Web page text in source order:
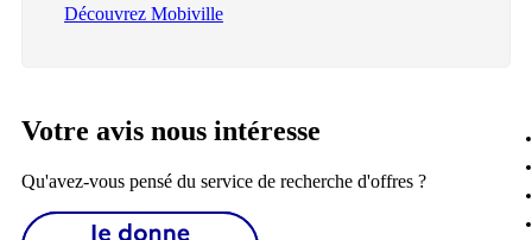
Découvrez Mobiville
Votre avis nous intéresse
Qu'avez-vous pensé du service de recherche d'offres ?